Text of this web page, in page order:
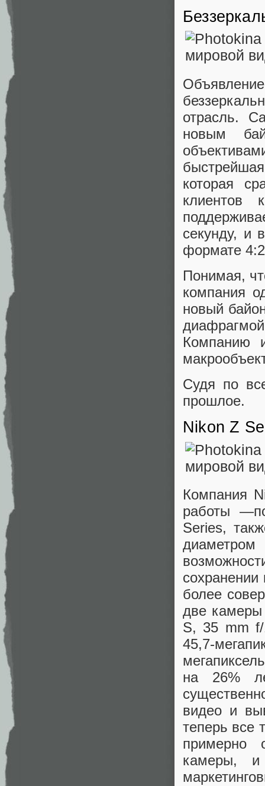
отрасль.
новым
которая
клиентов
секунду, и
формате
Понимая,
компания
новый
Компанию
Судя по
прошлое.
Nikon Z
Компания
работы
Series,
более
две камеры
S, 35 mm
45,7-
на 26%
видео и
теперь все
примерно
камеры, и